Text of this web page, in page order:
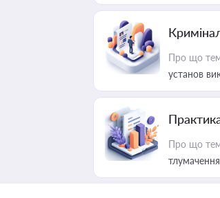
Про що
установ
Про що